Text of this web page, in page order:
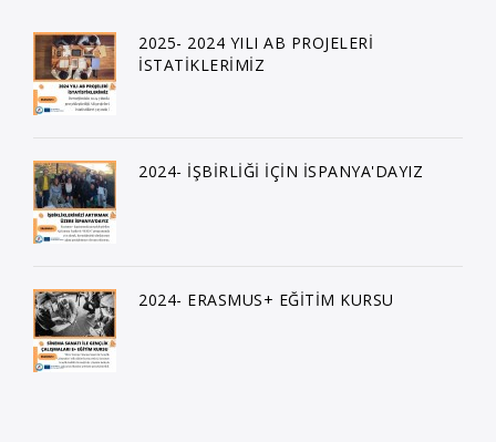
2025- 2024 YILI AB PROJELERİ
İSTATİKLERİMİZ
2024- İŞBİRLİĞİ İÇİN İSPANYA'DAYIZ
2024- ERASMUS+ EĞİTİM KURSU